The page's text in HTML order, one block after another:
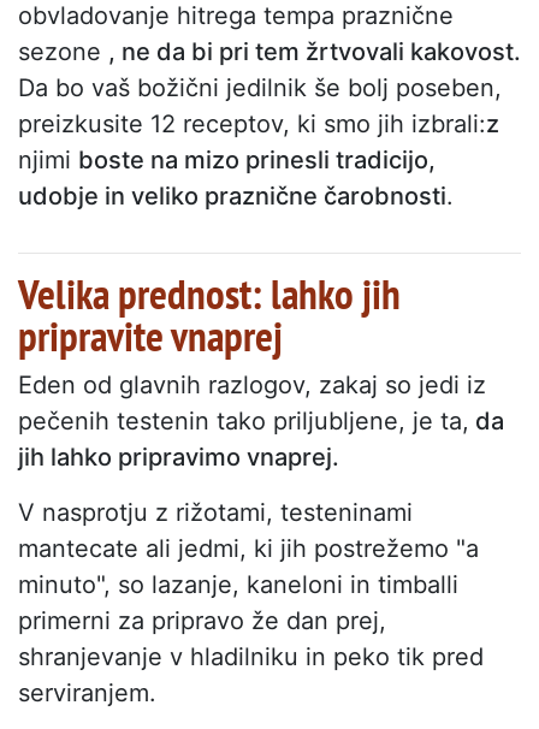
obvladovanje hitrega tempa praznične
sezone , ne da bi pri tem žrtvovali kakovost.
Da bo vaš božični jedilnik še bolj poseben,
preizkusite 12 receptov, ki smo jih izbrali:z
njimi boste na mizo prinesli tradicijo,
udobje in veliko praznične čarobnosti.
Velika prednost: lahko jih
pripravite vnaprej
Eden od glavnih razlogov, zakaj so jedi iz
pečenih testenin tako priljubljene, je ta, da
jih lahko pripravimo vnaprej.
V nasprotju z rižotami, testeninami
mantecate ali jedmi, ki jih postrežemo "a
minuto", so lazanje, kaneloni in timballi
primerni za pripravo že dan prej,
shranjevanje v hladilniku in peko tik pred
serviranjem.